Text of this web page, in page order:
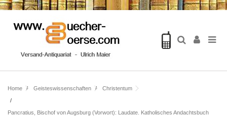
Home Geisteswissenschaften Christentum
Pancratius, Bischof von Augsburg (Vorwort): Laudate. Katholisches Andachtsbuch